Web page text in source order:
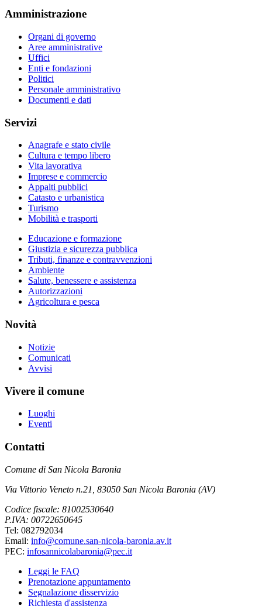
Amministrazione
Organi di governo
Aree amministrative
Uffici
Enti e fondazioni
Politici
Personale amministrativo
Documenti e dati
Servizi
Anagrafe e stato civile
Cultura e tempo libero
Vita lavorativa
Imprese e commercio
Appalti pubblici
Catasto e urbanistica
Turismo
Mobilità e trasporti
Educazione e formazione
Giustizia e sicurezza pubblica
Tributi, finanze e contravvenzioni
Ambiente
Salute, benessere e assistenza
Autorizzazioni
Agricoltura e pesca
Novità
Notizie
Comunicati
Avvisi
Vivere il comune
Luoghi
Eventi
Contatti
Comune di San Nicola Baronia
Via Vittorio Veneto n.21, 83050 San Nicola Baronia (AV)
Codice fiscale: 81002530640
P.IVA: 00722650645
Tel: 082792034
Email: info@comune.san-nicola-baronia.av.it
PEC: infosannicolabaronia@pec.it
Leggi le FAQ
Prenotazione appuntamento
Segnalazione disservizio
Richiesta d'assistenza